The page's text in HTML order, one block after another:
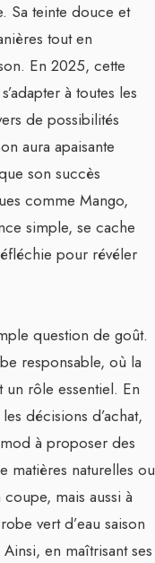
Sa teinte douce et
tout en
En 2025, cette
à toutes les
de possibilités
aura apaisante
son succès
comme Mango,
simple, se cache
pour révéler
question de goût.
responsable, où la
un rôle essentiel. En
décisions d’achat,
à proposer des
matières naturelles ou
mais aussi à
vert d’eau saison
en maîtrisant ses